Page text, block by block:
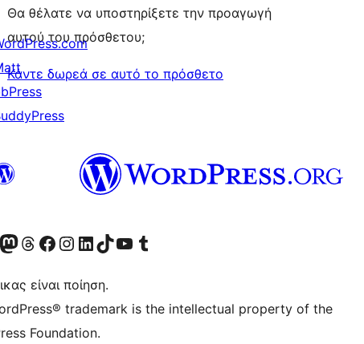
Θα θέλατε να υποστηρίξετε την προαγωγή
αυτού του πρόσθετου;
Κάντε δωρεά σε αυτό το πρόσθετο
account
Bluesky account
Επισκεφθείτε τον λογαριασμό μας στο Mastodon
Visit our Threads account
Επισκεφτείτε τη σελίδα μας στο Facebook
Επισκεφθείτε τον λογαριασμό μας Instagram
Επισκεφθείτε τον λογαριασμό μας LinkedIn
Visit our TikTok account
Visit our YouTube channel
Visit our Tumblr account
είναι ποίηση.
trademark is the intellectual property of the
Foundation.